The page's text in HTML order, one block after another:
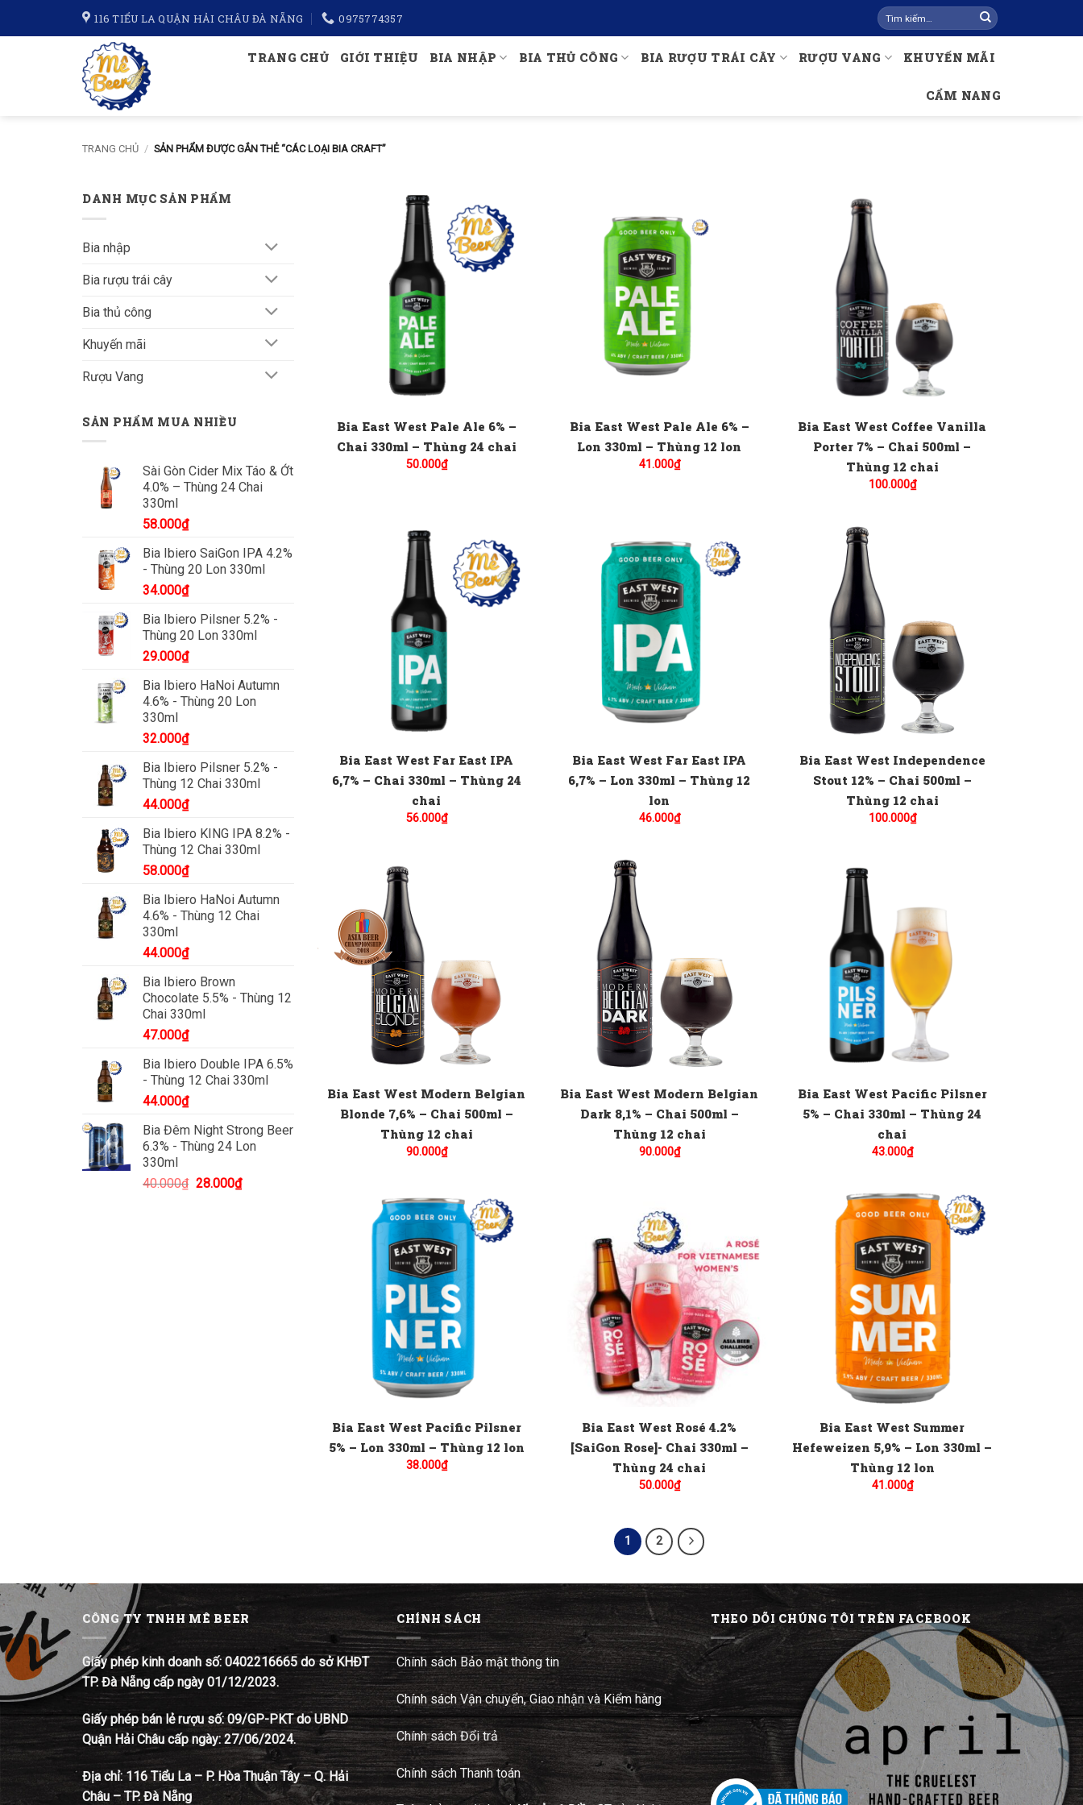
116 TIỂU LA QUẬN HẢI CHÂU ĐÀ NẴNG 0975774357
Tìm
kiếm:
TRANG CHỦ GIỚI THIỆU BIA NHẬP BIA THỦ CÔNG BIA RƯỢU TRÁI CÂY RƯỢU VANG KHUYẾN MÃI
CẨM NANG
TRANG CHỦ / SẢN PHẨM ĐƯỢC GẮN THẺ “CÁC LOẠI BIA CRAFT”
DANH MỤC SẢN PHẨM
Bia nhập
Bia rượu trái cây
Bia thủ công
Khuyến mãi
Rượu Vang
SẢN PHẨM MUA NHIỀU
Sài Gòn Cider Mix Táo & Ớt
4.0% – Thùng 24 Chai
330ml
58.000₫
Bia Ibiero SaiGon IPA 4.2%
- Thùng 20 Lon 330ml
34.000₫
Bia Ibiero Pilsner 5.2% -
Thùng 20 Lon 330ml
29.000₫
Bia Ibiero HaNoi Autumn
4.6% - Thùng 20 Lon
330ml
32.000₫
Bia Ibiero Pilsner 5.2% -
Thùng 12 Chai 330ml
44.000₫
Bia Ibiero KING IPA 8.2% -
Thùng 12 Chai 330ml
58.000₫
Bia Ibiero HaNoi Autumn
4.6% - Thùng 12 Chai
330ml
44.000₫
Bia Ibiero Brown
Chocolate 5.5% - Thùng 12
Chai 330ml
47.000₫
Bia Ibiero Double IPA 6.5%
- Thùng 12 Chai 330ml
44.000₫
Bia Đêm Night Strong Beer
6.3% - Thùng 24 Lon
330ml
40.000₫ Giá
28.000₫Giá
Bia East West Pale Ale 6% –
Chai 330ml – Thùng 24 chai
50.000₫
Bia East West Pale Ale 6% –
Lon 330ml – Thùng 12 lon
41.000₫
Bia East West Coffee Vanilla
Porter 7% – Chai 500ml –
Thùng 12 chai
100.000₫
Bia East West Far East IPA
6,7% – Chai 330ml – Thùng 24
chai
56.000₫
Bia East West Far East IPA
6,7% – Lon 330ml – Thùng 12
lon
46.000₫
Bia East West Independence
Stout 12% – Chai 500ml –
Thùng 12 chai
100.000₫
Bia East West Modern Belgian
Blonde 7,6% – Chai 500ml –
Thùng 12 chai
90.000₫
Bia East West Modern Belgian
Dark 8,1% – Chai 500ml –
Thùng 12 chai
90.000₫
Bia East West Pacific Pilsner
5% – Chai 330ml – Thùng 24
chai
43.000₫
Bia East West Pacific Pilsner
5% – Lon 330ml – Thùng 12 lon
38.000₫
Bia East West Rosé 4.2%
[SaiGon Rose]- Chai 330ml –
Thùng 24 chai
50.000₫
Bia East West Summer
Hefeweizen 5,9% – Lon 330ml –
Thùng 12 lon
41.000₫
1 2
CÔNG TY TNHH MÊ BEER
Giấy phép kinh doanh số: 0402216665 do sở KHĐT
TP. Đà Nẵng cấp ngày 01/12/2023.
Giấy phép bán lẻ rượu số: 09/GP-PKT do UBND
Quận Hải Châu cấp ngày: 27/06/2024.
Địa chỉ: 116 Tiểu La – P. Hòa Thuận Tây – Q. Hải
Châu – TP. Đà Nẵng
CHÍNH SÁCH
Chính sách Bảo mật thông tin
Chính sách Vận chuyển, Giao nhận và Kiểm hàng
Chính sách Đổi trả
Chính sách Thanh toán
THEO DÕI CHÚNG TÔI TRÊN FACEBOOK